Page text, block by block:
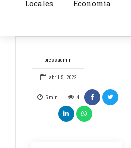
Locales Economía
pressadmin
abril 5, 2022
5 min 4